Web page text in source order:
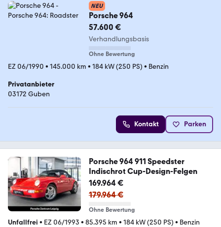
NEU
Porsche 964
57.600 €
Verhandlungsbasis
Ohne Bewertung
EZ 06/1990 • 145.000 km • 184 kW (250 PS) • Benzin
Privatanbieter
03172 Guben
Kontakt Parken
Porsche 964 911 Speedster
Indischrot Cup-Design-Felgen
169.964 €
179.964 €
Ohne Bewertung
Unfallfrei • EZ 06/1993 • 85.395 km • 184 kW (250 PS) • Benzin